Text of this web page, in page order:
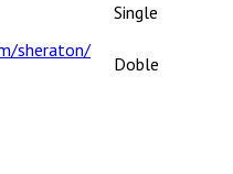
sheraton/
Single
Doble